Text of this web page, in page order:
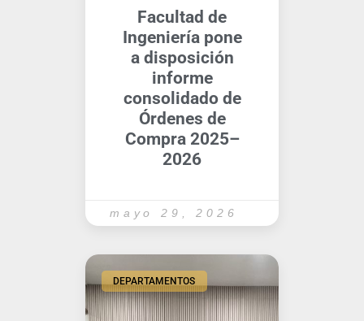
Facultad de
Ingeniería pone
a disposición
informe
consolidado de
Órdenes de
Compra 2025–
2026
mayo 29, 2026
DEPARTAMENTOS